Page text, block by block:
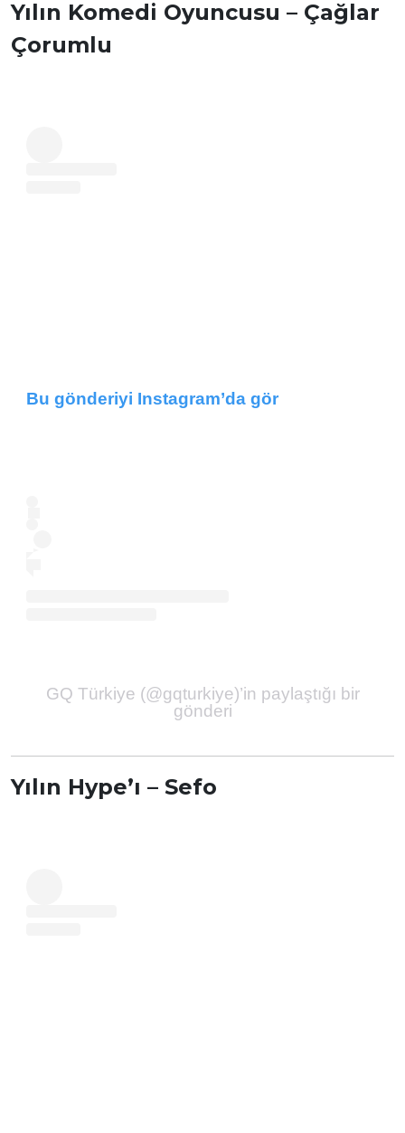
Yılın Komedi Oyuncusu – Çağlar
Çorumlu
Bu gönderiyi Instagram’da gör
GQ Türkiye (@gqturkiye)’in paylaştığı bir
gönderi
Yılın Hype’ı – Sefo